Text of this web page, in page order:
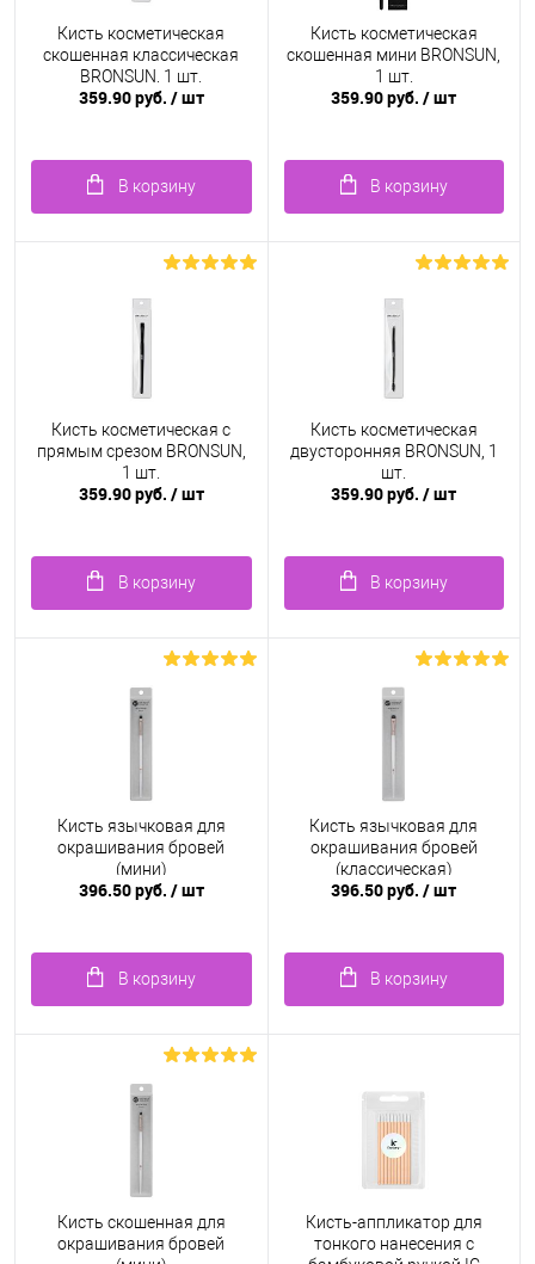
Кисть косметическая
скошенная классическая
BRONSUN, 1 шт.
359.90 руб. / шт
В корзину
Кисть косметическая
скошенная мини BRONSUN,
1 шт.
359.90 руб./ шт
В корзину
Кисть косметическая с
прямым срезом BRONSUN,
1 шт.
359.90 руб. / шт
В корзину
Кисть косметическая
двусторонняя BRONSUN, 1
шт.
359.90 руб./ шт
В корзину
Кисть язычковая для
окрашивания бровей
(мини)
396.50 руб. / шт
В корзину
Кисть язычковая для
окрашивания бровей
(классическая)
396.50 руб./ шт
В корзину
Кисть скошенная для
окрашивания бровей
Кисть-аппликатор для
тонкого нанесения с